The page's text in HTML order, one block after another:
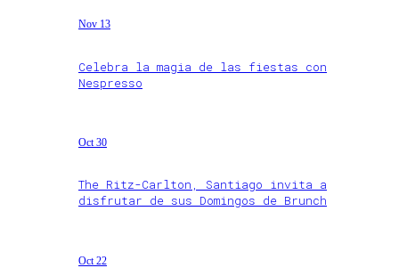
Nov 13
Celebra la magia de las fiestas con
Nespresso
Oct 30
The Ritz-Carlton, Santiago invita a
disfrutar de sus Domingos de Brunch
Oct 22